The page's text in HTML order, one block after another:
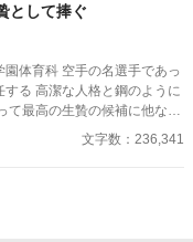
として捧ぐ
名選手であっ
ように
土”の信奉者達が暗躍する 意
文字数：236,341